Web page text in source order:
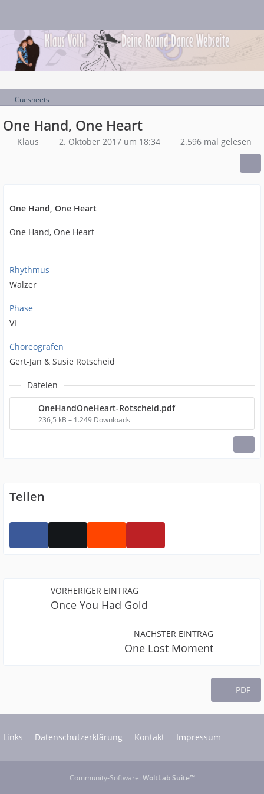
Cuesheets
One Hand, One Heart
Klaus 2. Oktober 2017 um 18:34 2.596 mal gelesen
One Hand, One Heart
One Hand, One Heart
Rhythmus
Walzer
Phase
VI
Choreografen
Gert-Jan & Susie Rotscheid
Dateien
OneHandOneHeart-Rotscheid.pdf
236,5 kB – 1.249 Downloads
Teilen
VORHERIGER EINTRAG
Once You Had Gold
NÄCHSTER EINTRAG
One Lost Moment
PDF
Links Datenschutzerklärung Kontakt Impressum
Community-Software: WoltLab Suite™